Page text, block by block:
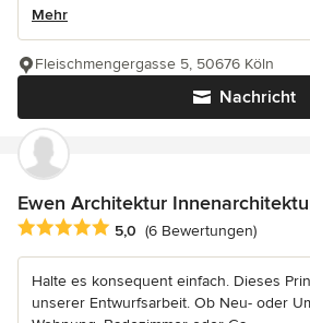
Mehr
Nachricht
Fleischmengergasse 5, 50676 Köln
Ewen Architektur
Durchschnittliche Bewertung: 5 von 5
5,0 (6 Bewertungen)
Halte es konsequent einfach. Dieses
unserer Entwurfsarbeit. Ob Neu- oder